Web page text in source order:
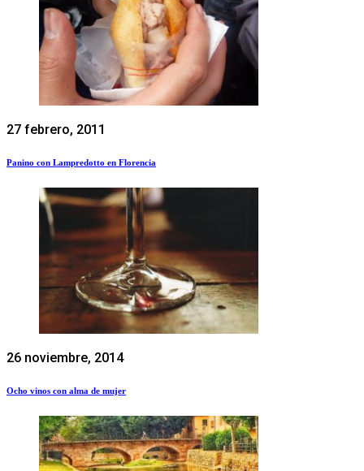
27 febrero, 2011
Panino con Lampredotto en Florencia
26 noviembre, 2014
Ocho vinos con alma de mujer